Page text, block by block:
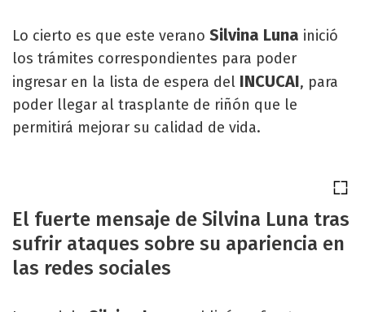
Lo cierto es que este verano Silvina Luna inició
los trámites correspondientes para poder
ingresar en la lista de espera del INCUCAI, para
poder llegar al trasplante de riñón que le
permitirá mejorar su calidad de vida.
El fuerte mensaje de Silvina Luna tras
sufrir ataques sobre su apariencia en
las redes sociales